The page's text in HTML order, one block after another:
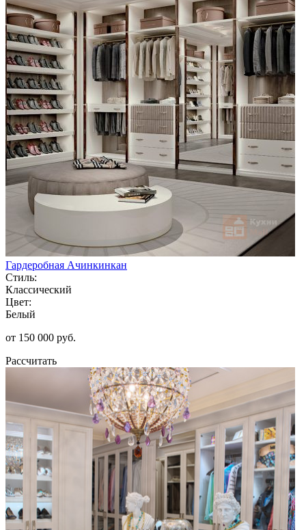
Гардеробная Ачинкинкан
Стиль:
Классический
Цвет:
Белый
от 150 000 руб.
Рассчитать